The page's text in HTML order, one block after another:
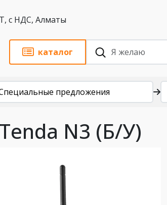
KZT, с НДС, Алматы
каталог
предложения
N3 (Б/У)